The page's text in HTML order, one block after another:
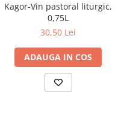
Kagor-Vin pastoral liturgic,
0,75L
30,50 Lei
ADAUGA IN COS